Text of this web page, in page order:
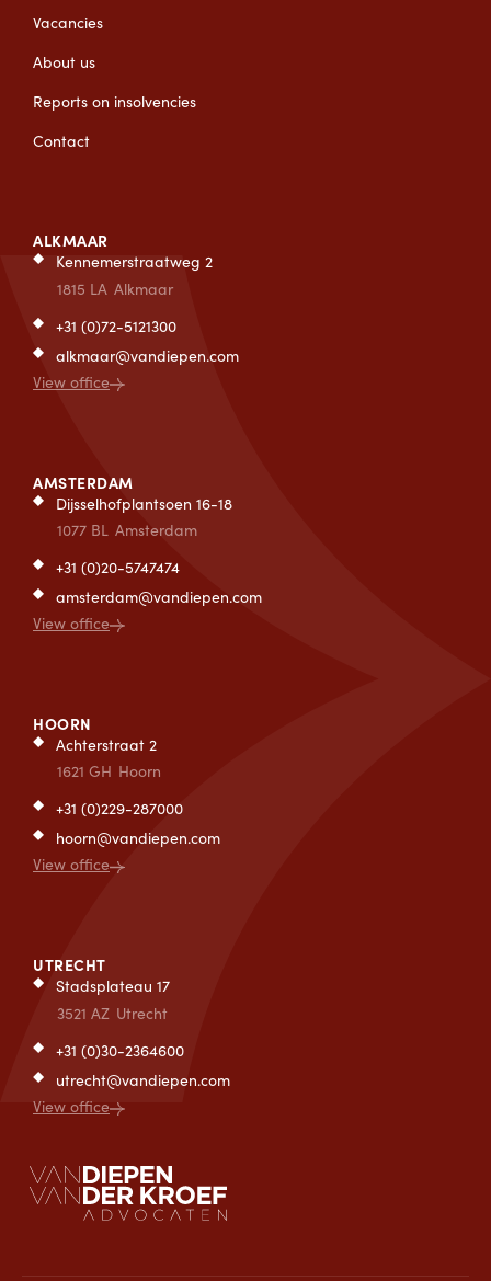
Vacancies
About us
Reports on insolvencies
Contact
ALKMAAR
Kennemerstraatweg 2
1815 LA Alkmaar
+31 (0)72-5121300
alkmaar@vandiepen.com
View office
AMSTERDAM
Dijsselhofplantsoen 16-18
1077 BL Amsterdam
+31 (0)20-5747474
amsterdam@vandiepen.com
View office
HOORN
Achterstraat 2
1621 GH Hoorn
+31 (0)229-287000
hoorn@vandiepen.com
View office
UTRECHT
Stadsplateau 17
3521 AZ Utrecht
+31 (0)30-2364600
utrecht@vandiepen.com
View office